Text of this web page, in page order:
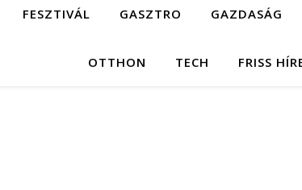
FESZTIVÁL GASZTRO GAZDASÁG
OTTHON TECH FRISS